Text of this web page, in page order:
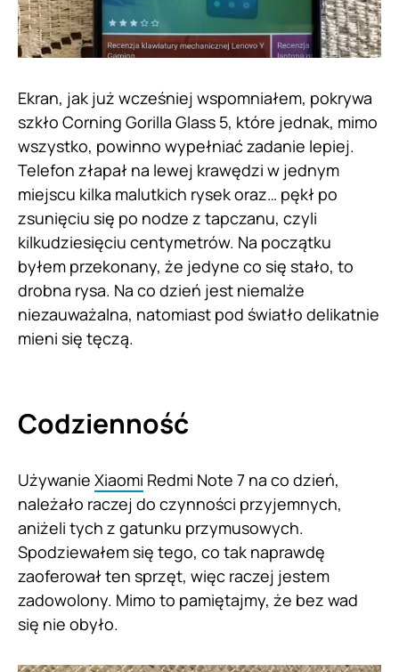
Ekran, jak już wcześniej wspomniałem, pokrywa
szkło Corning Gorilla Glass 5, które jednak, mimo
wszystko, powinno wypełniać zadanie lepiej.
Telefon złapał na lewej krawędzi w jednym
miejscu kilka malutkich rysek oraz… pękł po
zsunięciu się po nodze z tapczanu, czyli
kilkudziesięciu centymetrów. Na początku
byłem przekonany, że jedyne co się stało, to
drobna rysa. Na co dzień jest niemalże
niezauważalna, natomiast pod światło delikatnie
mieni się tęczą.
Codzienność
Używanie Xiaomi Redmi Note 7 na co dzień,
należało raczej do czynności przyjemnych,
aniżeli tych z gatunku przymusowych.
Spodziewałem się tego, co tak naprawdę
zaoferował ten sprzęt, więc raczej jestem
zadowolony. Mimo to pamiętajmy, że bez wad
się nie obyło.